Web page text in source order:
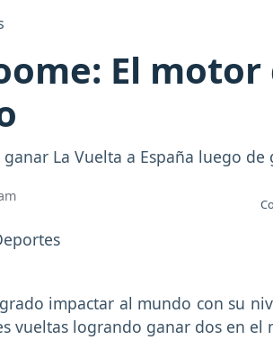
El
La Vuelta a España luego
impactar al mundo con su
vueltas logrando ganar dos en el